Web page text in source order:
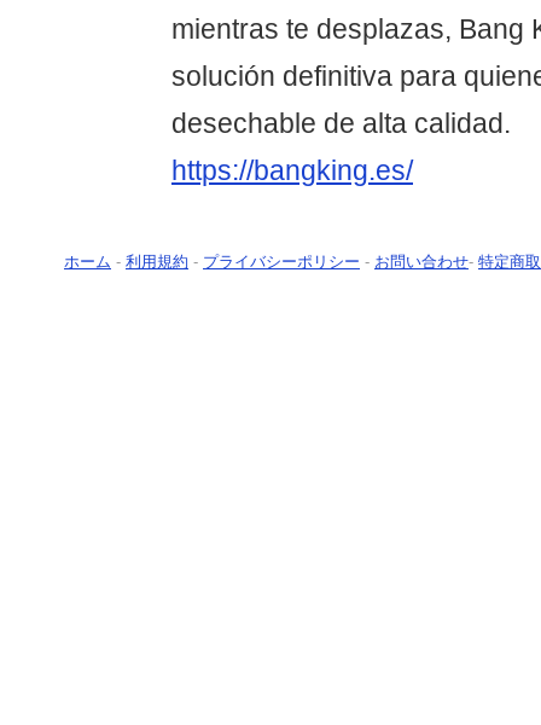
mientras te desplazas, Bang
solución definitiva para
desechable de alta calidad.
https://bangking.es/
ホーム - 利用規約 - プライバシーポリシー - お問い合わせ- 特定商